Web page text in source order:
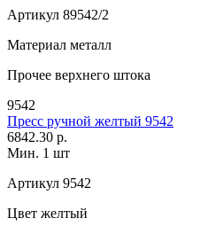
Артикул 89542/2
Материал металл
Прочее верхнего штока
9542
Пресс ручной желтый 9542
6842.30 р.
Мин. 1 шт
Артикул 9542
Цвет желтый